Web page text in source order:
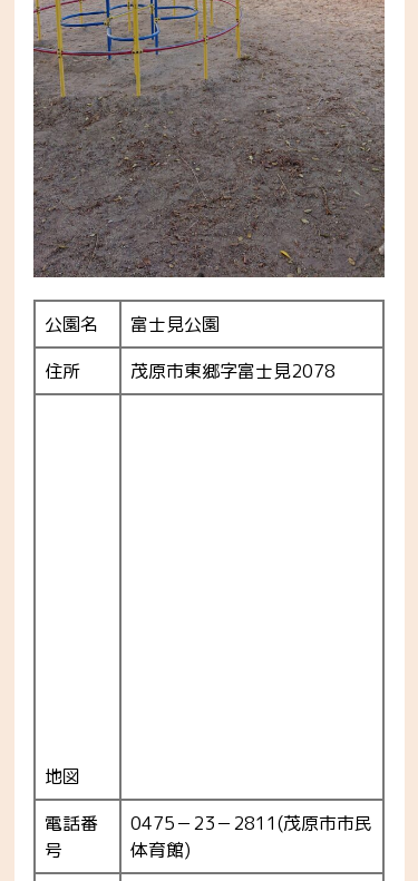
公園名
富士見公園
住所
茂原市東郷字富士見2078
地図
電話番
号
0475－23－2811(茂原市市民
体育館)